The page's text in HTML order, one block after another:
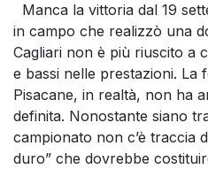
Manca la vittoria dal 19
in campo che realizzò una
Cagliari non è più riuscito a
e bassi nelle prestazioni. La
Pisacane, in realtà, non ha
definita. Nonostante siano
campionato non c’è traccia
duro” che dovrebbe